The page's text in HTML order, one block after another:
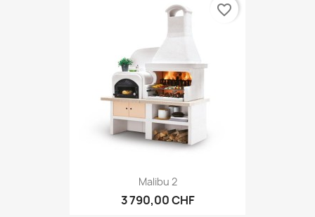
Malibu 2
3 790,00 CHF
favorite_border